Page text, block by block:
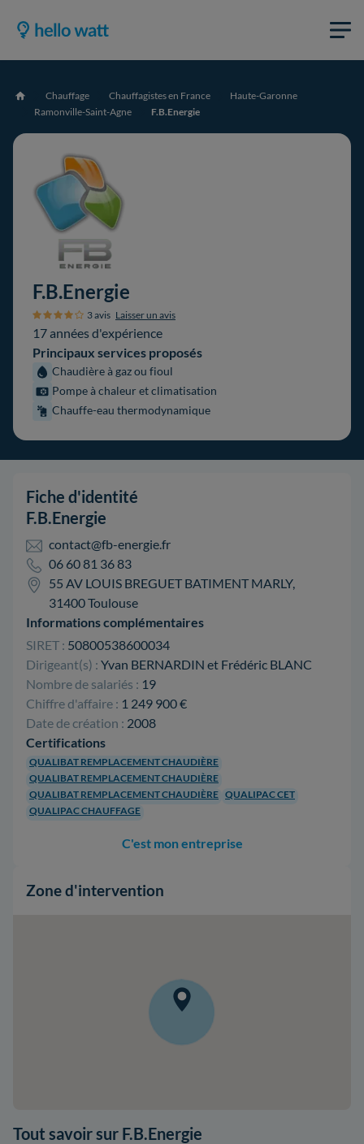
Accueil Chauffage Chauffagistes en France
Haute-Garonne
Ramonville-Saint-Agne
F.B.Energie
F.B.Energie
3 avis Laisser un avis
17 années d'expérience
Principaux services proposés
Chaudière à gaz ou fioul
Pompe à chaleur et climatisation
Chauffe-eau thermodynamique
Fiche d'identité
F.B.Energie
contact@fb-energie.fr
06 60 81 36 83
55 AV LOUIS BREGUET BATIMENT MARLY,
31400 Toulouse
Informations complémentaires
SIRET : 50800538600034
Dirigeant(s) : Yvan BERNARDIN et Frédéric BLANC
Nombre de salariés : 19
Chiffre d'affaire : 1 249 900 €
Date de création : 2008
Certifications
QUALIBAT REMPLACEMENT CHAUDIÈRE
QUALIBAT REMPLACEMENT CHAUDIÈRE
QUALIBAT REMPLACEMENT CHAUDIÈRE QUALIPAC CET
QUALIPAC CHAUFFAGE
C'est mon entreprise
Zone d'intervention
Tout savoir sur F.B.Energie